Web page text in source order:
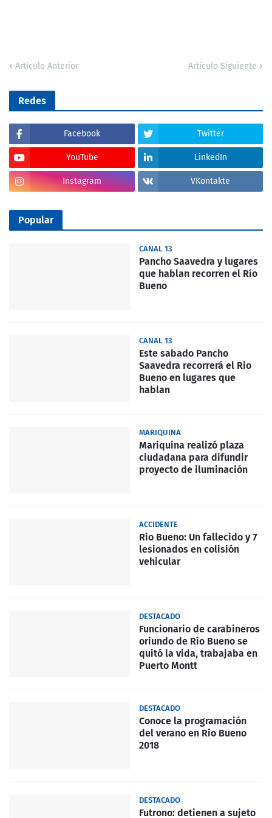
Artículo Anterior Artículo Siguiente
Redes
Facebook Twitter
YouTube LinkedIn
Instagram VKontakte
Popular
CANAL 13
Pancho Saavedra y lugares
que hablan recorren el Río
Bueno
CANAL 13
Este sabado Pancho
Saavedra recorrerá el Rio
Bueno en lugares que
hablan
MARIQUINA
Mariquina realizó plaza
ciudadana para difundir
proyecto de iluminación
ACCIDENTE
Rio Bueno: Un fallecido y 7
lesionados en colisión
vehicular
DESTACADO
Funcionario de carabineros
oriundo de Río Bueno se
quitó la vida, trabajaba en
Puerto Montt
DESTACADO
Conoce la programación
del verano en Río Bueno
2018
DESTACADO
Futrono: detienen a sujeto